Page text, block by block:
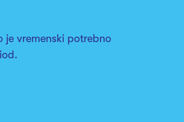
je vremenski potrebno